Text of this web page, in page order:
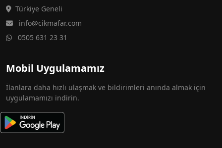
Türkiye Geneli
info@cikmafar.com
0505 631 23 31
Mobil Uygulamamız
İlanlara daha hızlı ulaşmak ve bildirimleri anında almak için
uygulamamızı indirin.